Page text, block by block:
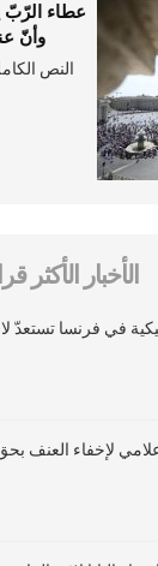
عطاء
وأنّ
النص
الأخبار الأكثر
في فرنسا تستعدّ
لإخفاء العنف